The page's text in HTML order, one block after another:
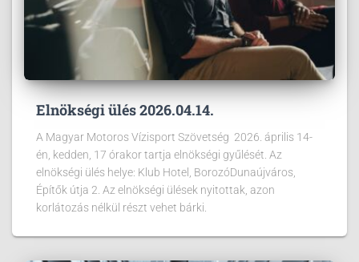
Elnökségi ülés 2026.04.14.
A Magyar Motoros Vízisport Szövetség 2026. április 14-
én, kedden, 17 órakor tartja elnökségi gyűlését. Az
elnökségi ülés helye: Klub Hotel, BorozóDunaújváros,
Építők útja 2. Az elnökségi ülések nyitottak, azon
korlátozás nélkül részt vehet bárki.